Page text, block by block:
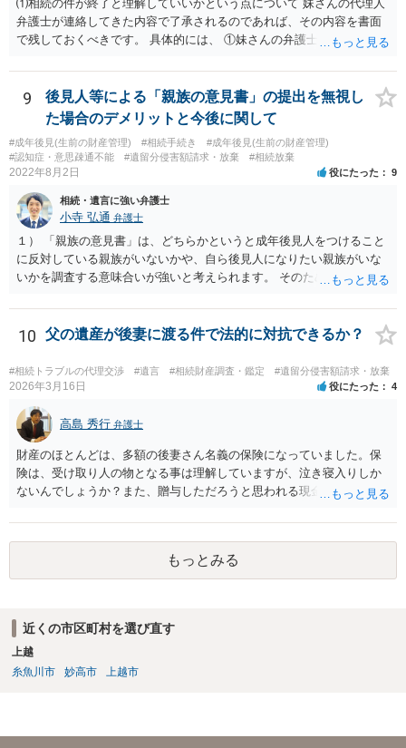
⑴相続の件が終了と理解していいかという点について 妹さんの代理人
弁護士が連絡してきた内容で了承されるのであれば、その内容を書面
で残しておくべきです。 具体的には、 ①妹さんの弁護士に対して、連
の預金を振り込めば終了など）を記載した合意書等の書面を作成して
もらう。 ②相談者様はその書面の内容をしっかり確認する。納得でき
ない部分があれば、説明を求めたり、修正を求める。 なお、相続に
関してお互いに債権債務がないことを確認する旨を記載してもらいま
しょう。その記載があれば、相続の件は終了となります。 ③合意書等
が納得できる内容になれば、お互いに署名捺印する。 という流れで
捺印する前に、相談者様も別の弁護士に相談して確認してもらうので
もいいと思います。 ⑵振込先が弁護士宛であることについて 代理人弁
護士の預り口座を振込先とするのはよくあることです。 問題ないと思
います。
9
後見人等による「親族の意見書」の提出を無視し
た場合のデメリットと今後に関して
#成年後見(生前の財産管理) #相続手続き
#成年後見(生前の財産管理)
#認知症・意思疎通不能
#遺留分侵害額請求・放棄 #相続放棄
2022年8月2日 役にたった 9
相続・遺言に強い弁護士
小寺 弘通 弁護士
１） 「親族の意見書」は、どちらかというと成年後見人をつけること
に反対している親族がいないかや、自ら後見人になりたい親族がいな
いかを調査する意味合いが強いと考えられます。 そのため、ご相談の
す。 ２） 場合によっては、介護や被後見人の財産の処分等に関して、
後見人から相談があることも考えられます。 また、お祖母さんがお亡
くなりになった場合、相続人となる可能性がありますが、 その場合は
相続放棄されれば問題ありません。 ３） 完全に拒否する方法はないか
もしれませんが、 関わりを持ちたくないとのことでしたら、親族の意
見書にその旨を記載して提出しておけば良いかも知れません。 後見人
としても、関わりを拒否している親族にあえて連絡をしてくる可能性
は低いと考えられます。 以上、ご参考になさってください。
10 父の遺産が後妻に渡る件で法的に対抗できるか？
#相続トラブルの代理交渉 #遺言 #相続財産調査・鑑定 #遺留分侵害額請求・放棄
2026年3月16日 役にたった 4
高島 秀行 弁護士
財産のほとんどは、多額の後妻さん名義の保険になっていました。保
険は、受け取り人の物となる事は理解していますが、泣き寝入りしか
ないんでしょうか？また、贈与しただろうと思われる現金の引き出し
うか？ 保険は原則として受取人のものですが、遺産全体での保険金
の割合が高い場合、掛け金が一括払いで、保険金が掛け金の額と同様
の額の場合などは特別受益として遺留分の対象となる可能性がありま
す。 多額の現金の引き出しは、相手に渡ったかどうか、そのとき父
もっとみる
近くの市区町村を選び直す
上越
糸魚川市
妙高市 上越市